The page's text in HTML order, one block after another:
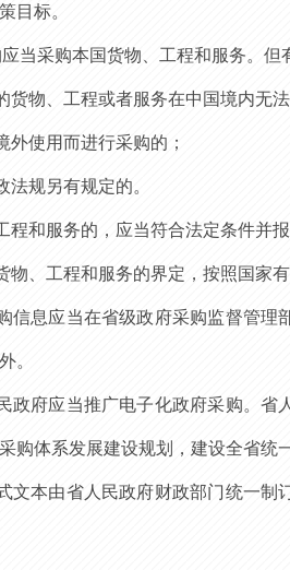
目标。
当采购本国货物、工程和服务。但
货物、工程或者服务在中国境内无
外使用而进行采购的；
法规另有规定的。
程和服务的，应当符合法定条件并
物、工程和服务的界定，按照国家
信息应当在省级政府采购监督管理
。
政府应当推广电子化政府采购。省
购体系发展建设规划，建设全省统
文本由省人民政府财政部门统一